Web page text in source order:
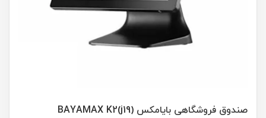
صندوق فروشگاهی بایامکس BAYAMAX K2(j19)